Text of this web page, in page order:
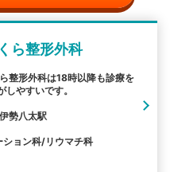
ら整形外科
整形外科は18時以降も診療を
やすいです。
勢八太駅
ョン科/リウマチ科